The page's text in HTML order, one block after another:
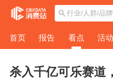
首页 报告 看点 活动
杀入千亿可乐赛道